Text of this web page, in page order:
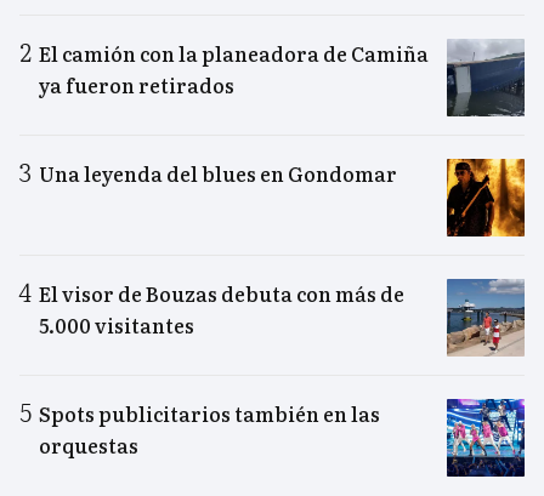
El camión con la planeadora de Camiña
ya fueron retirados
Una leyenda del blues en Gondomar
El visor de Bouzas debuta con más de
5.000 visitantes
Spots publicitarios también en las
orquestas